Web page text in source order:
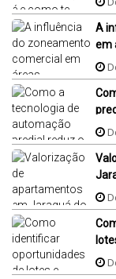
A
em